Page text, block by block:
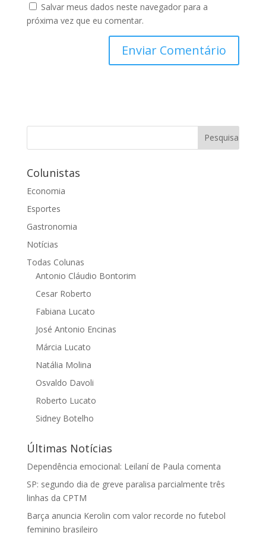
Salvar meus dados neste navegador para a
próxima vez que eu comentar.
Colunistas
Economia
Esportes
Gastronomia
Notícias
Todas Colunas
Antonio Cláudio Bontorim
Cesar Roberto
Fabiana Lucato
José Antonio Encinas
Márcia Lucato
Natália Molina
Osvaldo Davoli
Roberto Lucato
Sidney Botelho
Últimas Notícias
Dependência emocional: Leilaní de Paula comenta
SP: segundo dia de greve paralisa parcialmente três
linhas da CPTM
Barça anuncia Kerolin com valor recorde no futebol
feminino brasileiro